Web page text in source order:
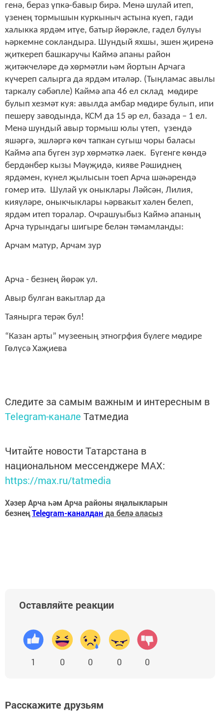
генә, бераз үпкә-бавыр бирә. Менә шулай итеп,
үзенең тормышын куркыныч астына куеп, гади
халыкка ярдәм итүе, батыр йөрәкле, гадел булуы
һәркемне сокландыра. Шундый яхшы, эшен җиренә
җиткереп башкаручы Каймә апаны район
җитәкчеләре дә хөрмәтли һәм йортын Арчага
күчереп салырга да ярдәм итәләр. (Тыңламас авылы
таркалу сәбәпле) Каймә апа 46 ел склад мөдире
булып хезмәт куя: авылда амбар мөдире булып, ипи
пешерү заводында, КСМ да 15 әр ел, базада – 1 ел.
Менә шундый авыр тормыш юлы үтеп, үзендә
яшәргә, эшләргә көч тапкан сугыш чоры баласы
Каймә апа бүген зур хөрмәткә лаек. Бүгенге көндә
бердәнбер кызы Мәүҗидә, кияве Рәшиднең
ярдәмен, күнел җылысын тоеп Арча шәһәрендә
гомер итә. Шулай ук оныклары Ләйсән, Лилия,
кияүләре, оныкчыклары һәрвакыт хәлен белеп,
ярдәм итеп торалар. Очрашуыбыз Каймә апаның
Арча турындагы шигыре белән тәмамланды:
Арчам матур, Арчам зур
Арча - безнең йөрәк ул.
Авыр булган вакытлар да
Таянырга терәк бул!
“Казан арты” музееның этногрфия бүлеге мөдире
Гөлүсә Хаҗиева
Следите за самым важным и интересным в
Telegram-канале Татмедиа
Читайте новости Татарстана в
национальном мессенджере MАХ:
https://max.ru/tatmedia
Хәзер Арча һәм Арча районы яңалыкларын
безнеңTelegram-каналданда белә аласыз
Оставляйте реакции
1 0 0 0 0
Расскажите друзьям